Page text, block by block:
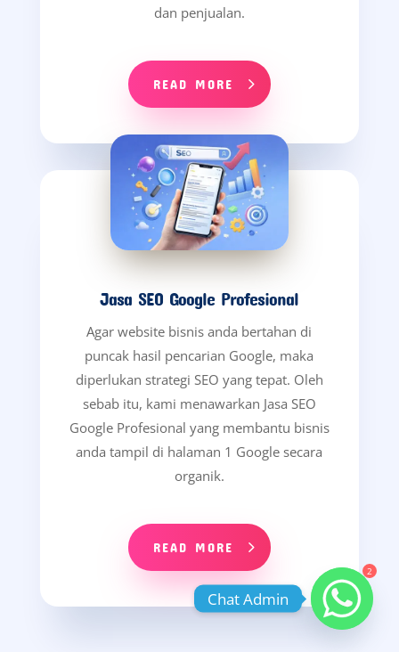
dan penjualan.
READ MORE
Jasa SEO Google Profesional
Agar website bisnis anda bertahan di
puncak hasil pencarian Google, maka
diperlukan strategi SEO yang tepat. Oleh
sebab itu, kami menawarkan Jasa SEO
Google Profesional yang membantu bisnis
anda tampil di halaman 1 Google secara
organik.
READ MORE
2
Chat Admin